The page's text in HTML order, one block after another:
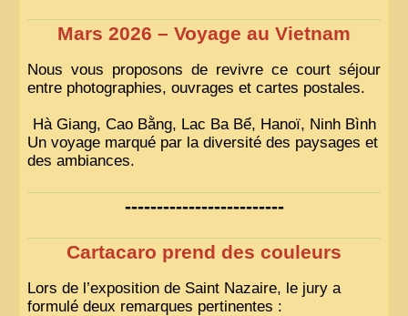
Mars 2026 – Voyage au Vietnam
Nous vous proposons de revivre ce court séjour
entre photographies, ouvrages et cartes postales.
Hà Giang, Cao Bằng, Lac Ba Bể, Hanoï, Ninh Bình
Un voyage marqué par la diversité des paysages et
des ambiances.
-------------------------
Cartacaro prend des couleurs
Lors de l’exposition de Saint Nazaire, le jury a
formulé deux remarques pertinentes :